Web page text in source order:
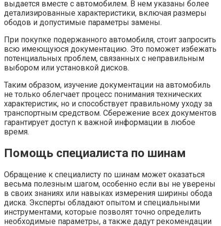
выдается вместе с автомобилем. В нем указаны более
детализированные характеристики, включая размеры
ободов и допустимые параметры замены.
При покупке подержанного автомобиля, стоит запросить
всю имеющуюся документацию. Это поможет избежать
потенциальных проблем, связанных с неправильным
выбором или установкой дисков.
Таким образом, изучение документации на автомобиль
не только облегчает процесс понимания технических
характеристик, но и способствует правильному уходу за
транспортным средством. Сбережение всех документов
гарантирует доступ к важной информации в любое
время.
Помощь специалиста по шинам
Обращение к специалисту по шинам может оказаться
весьма полезным шагом, особенно если вы не уверены
в своих знаниях или навыках измерения ширины обода
диска. Эксперты обладают опытом и специальными
инструментами, которые позволят точно определить
необходимые параметры, а также дадут рекомендации